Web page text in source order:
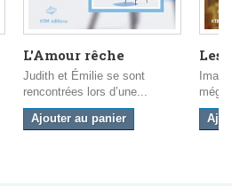
L'Amour rêche
Judith et Émilie se sont
rencontrées lors d’une...
Ajouter au panier